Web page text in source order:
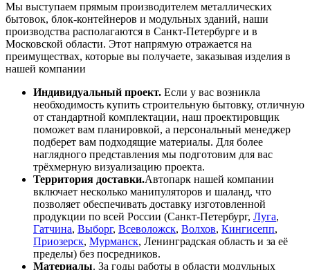
Мы выступаем прямым производителем металлических
бытовок, блок-контейнеров и модульных зданий, наши
производства располагаются в Санкт-Петербурге и в
Московской области. Этот напрямую отражается на
преимуществах, которые вы получаете, заказывая изделия в
нашей компании
Индивидуальный проект. Если у вас возникла
необходимость купить строительную бытовку, отличную
от стандартной комплектации, наш проектировщик
поможет вам планировкой, а персональный менеджер
подберет вам подходящие материалы. Для более
наглядного представления мы подготовим для вас
трёхмерную визуализацию проекта.
Территория доставки.Автопарк нашей компании
включает несколько манипуляторов и шаланд, что
позволяет обеспечивать доставку изготовленной
продукции по всей России (Санкт-Петербург, Луга,
Гатчина, Выборг, Всеволожск, Волхов, Кингисепп,
Приозерск, Мурманск, Ленинградская область и за её
пределы) без посредников.
Материалы. За годы работы в области модульных